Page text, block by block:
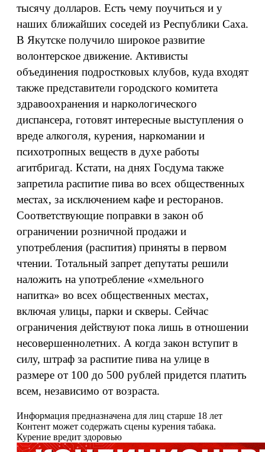
тысячу долларов. Есть чему поучиться и у
наших ближайших соседей из Республики Саха.
В Якутске получило широкое развитие
волонтерское движение. Активисты
объединения подростковых клубов, куда входят
также представители городского комитета
здравоохранения и наркологического
диспансера, готовят интересные выступления о
вреде алкоголя, курения, наркомании и
психотропных веществ в духе работы
агитбригад. Кстати, на днях Госдума также
запретила распитие пива во всех общественных
местах, за исключением кафе и ресторанов.
Соответствующие поправки в закон об
ограничении розничной продажи и
употребления (распития) приняты в первом
чтении. Тотальный запрет депутаты решили
наложить на употребление «хмельного
напитка» во всех общественных местах,
включая улицы, парки и скверы. Сейчас
ограничения действуют пока лишь в отношении
несовершеннолетних. А когда закон вступит в
силу, штраф за распитие пива на улице в
размере от 100 до 500 рублей придется платить
всем, независимо от возраста.
Информация предназначена для лиц старше 18 лет
Контент может содержать сцены курения табака.
Курение вредит здоровью